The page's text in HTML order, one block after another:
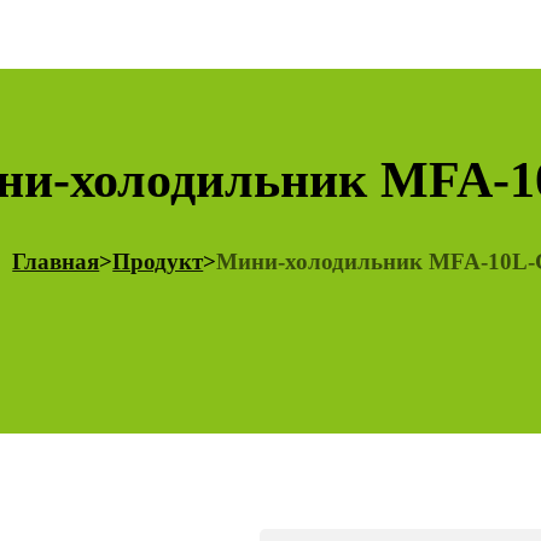
холодильник MFA-
Главная>Продукт>Мини-холодильник MFA-10L-